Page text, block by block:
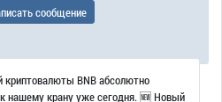
сообщение
BNB абсолютно
нашему крану уже сегодня. 🆕 Новый